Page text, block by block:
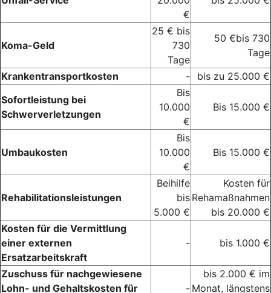
€
Koma-Geld
25 € bis
730
Tage
50 €bis 730
Tage
Krankentransportkosten
-
bis zu 25.000 €
Sofortleistung bei
Schwerverletzungen
Bis
10.000
€
Bis 15.000 €
Umbaukosten
Bis
10.000
€
Bis 15.000 €
Rehabilitationsleistungen
Beihilfe
bis
5.000 €
Kosten für
Rehamaßnahmen
bis 20.000 €
Kosten für die Vermittlung
einer externen
Ersatzarbeitskraft
- bis 1.000 €
Zuschuss für nachgewiesene
Lohn- und Gehaltskosten für
-
bis 2.000 € im
Monat, längstens